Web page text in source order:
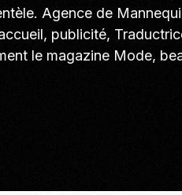
Agence de
publicité,
le magazine Mode,